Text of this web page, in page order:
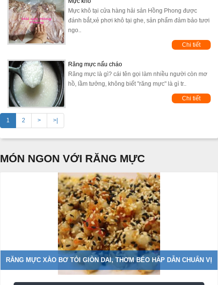
Mực khô tại cửa hàng hải sản Hồng Phong được
đánh bắt,xẻ phơi khô tại ghe, sản phẩm đảm bảo tươi
ngo..
Chi tiết
Răng mực nấu cháo
Răng mực là gì? cái tên gọi làm nhiều người còn mơ
hồ, lầm tưởng, không biết "răng mực" là gì tr..
Chi tiết
1 2 > >|
MÓN NGON VỚI RĂNG MỰC
RĂNG MỰC XÀO BƠ TỎI GIÒN DAI, THƠM BÉO HẤP DẪN CHUẨN VỊ